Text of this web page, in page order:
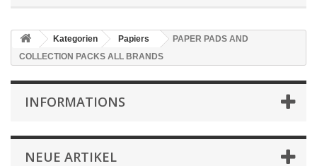
Kategorien Papiers
PAPER PADS AND
COLLECTION PACKS ALL BRANDS
INFORMATIONS
NEUE ARTIKEL